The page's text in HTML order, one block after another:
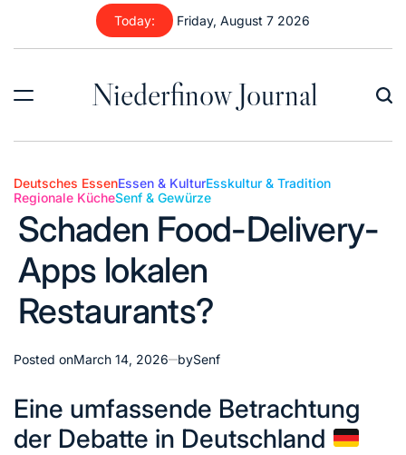
content
Today: Friday, August 7 2026
Niederfinow Journal
Posted
in
Deutsches EssenEssen & KulturEsskultur & Tradition
Regionale KücheSenf & Gewürze
Schaden Food-Delivery-
Apps lokalen
Restaurants?
Posted onMarch 14, 2026 bySenf
Eine umfassende Betrachtung
der Debatte in Deutschland